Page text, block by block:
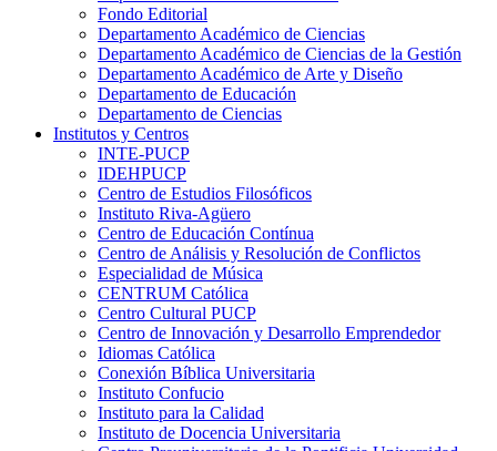
Fondo Editorial
Departamento Académico de Ciencias
Departamento Académico de Ciencias de la Gestión
Departamento Académico de Arte y Diseño
Departamento de Educación
Departamento de Ciencias
Institutos y Centros
INTE-PUCP
IDEHPUCP
Centro de Estudios Filosóficos
Instituto Riva-Agüero
Centro de Educación Contínua
Centro de Análisis y Resolución de Conflictos
Especialidad de Música
CENTRUM Católica
Centro Cultural PUCP
Centro de Innovación y Desarrollo Emprendedor
Idiomas Católica
Conexión Bíblica Universitaria
Instituto Confucio
Instituto para la Calidad
Instituto de Docencia Universitaria